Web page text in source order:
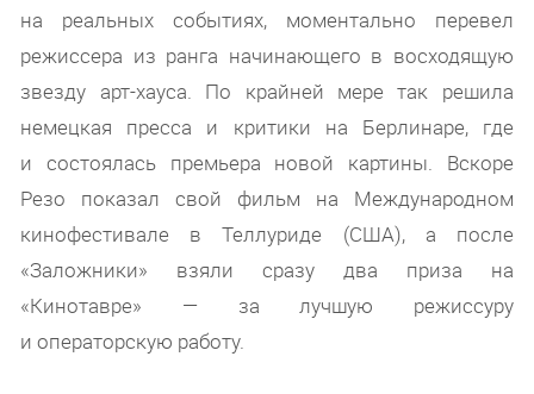
на реальных событиях, моментально перевел
режиссера из ранга начинающего в восходящую
звезду арт-хауса. По крайней мере так решила
немецкая пресса и критики на Берлинаре, где
и состоялась премьера новой картины. Вскоре
Резо показал свой фильм на Международном
кинофестивале в Теллуриде (США), а после
«Заложники» взяли сразу два приза на
«Кинотавре» — за лучшую режиссуру
и операторскую работу.